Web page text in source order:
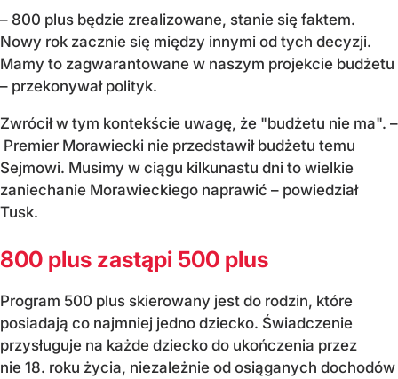
– 800 plus będzie zrealizowane, stanie się faktem.
Nowy rok zacznie się między innymi od tych decyzji.
Mamy to zagwarantowane w naszym projekcie budżetu
– przekonywał polityk.
Zwrócił w tym kontekście uwagę, że "budżetu nie ma". –
Premier Morawiecki nie przedstawił budżetu temu
Sejmowi. Musimy w ciągu kilkunastu dni to wielkie
zaniechanie Morawieckiego naprawić – powiedział
Tusk.
800 plus zastąpi 500 plus
Program 500 plus skierowany jest do rodzin, które
posiadają co najmniej jedno dziecko. Świadczenie
przysługuje na każde dziecko do ukończenia przez
nie 18. roku życia, niezależnie od osiąganych dochodów